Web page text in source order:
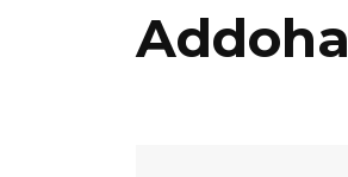
Addoha